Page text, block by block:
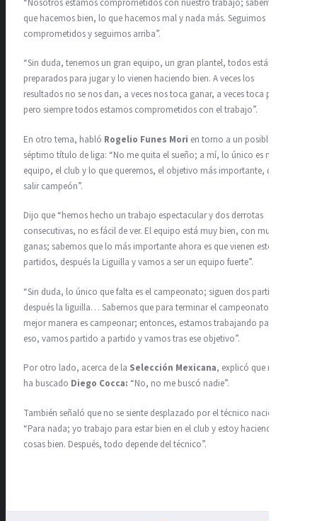
“Nosotros estamos comprometidos con nuestro trabajo; sabemos lo
que hacemos bien, lo que hacemos mal y nada más. Seguimos
comprometidos y seguimos arriba”.
“Sin duda, tenemos un gran equipo, un gran plantel, todos están
preparados para jugar y lo vienen haciendo bien. A veces los
resultados no se nos dan, a veces nos toca ganar, a veces toca perder,
pero siempre todos estamos comprometidos con el trabajo”.
En otro tema, habló Rogelio Funes Mori en torno a un posible
séptimo título de liga: “No me quita el sueño; a mí, lo único es mi
equipo, el club y lo que queremos, el objetivo más importante, que es
salir campeón”.
Dijo que “hemos hecho un trabajo espectacular y dos derrotas
consecutivas, no es fácil de ver. El equipo está muy bien, con muchas
ganas; sabemos que lo más importante ahora es que vienen estos dos
partidos, después la Liguilla y vamos a ser un equipo fuerte”.
“Sin duda, lo único que falta es el campeonato; siguen dos partidos y
después la liguilla… Sabemos que para terminar el campeonato de la
mejor manera es campeonar; entonces, estamos trabajando para
eso, vamos partido a partido y vamos tras ese objetivo”.
Por otro lado, acerca de la Selección Mexicana, explicó que no lo
ha buscado Diego Cocca: “No, no me buscó nadie”.
También señaló que no se siente desplazado por el técnico nacional:
“Para nada; yo trabajo para estar bien en el club y estoy haciendo las
cosas bien. Después, todo depende del técnico”.